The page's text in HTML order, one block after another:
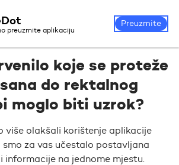
koje se proteže
do rektalnog
moglo biti uzrok?
više olakšali korištenje aplikacije
za vas učestalo postavljana
informacije na jednome mjestu.
preuzmite aplikaciju
Preuzmite